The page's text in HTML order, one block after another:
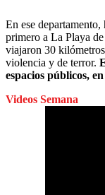
En ese
primero a La Playa
viajaron 30
violencia y de terror.
espacios públicos,
Videos Semana